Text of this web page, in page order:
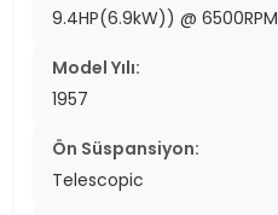
9.4HP(6.9kW)) @ 6500RPM
Model Yılı:
1957
Ön Süspansiyon:
Telescopic